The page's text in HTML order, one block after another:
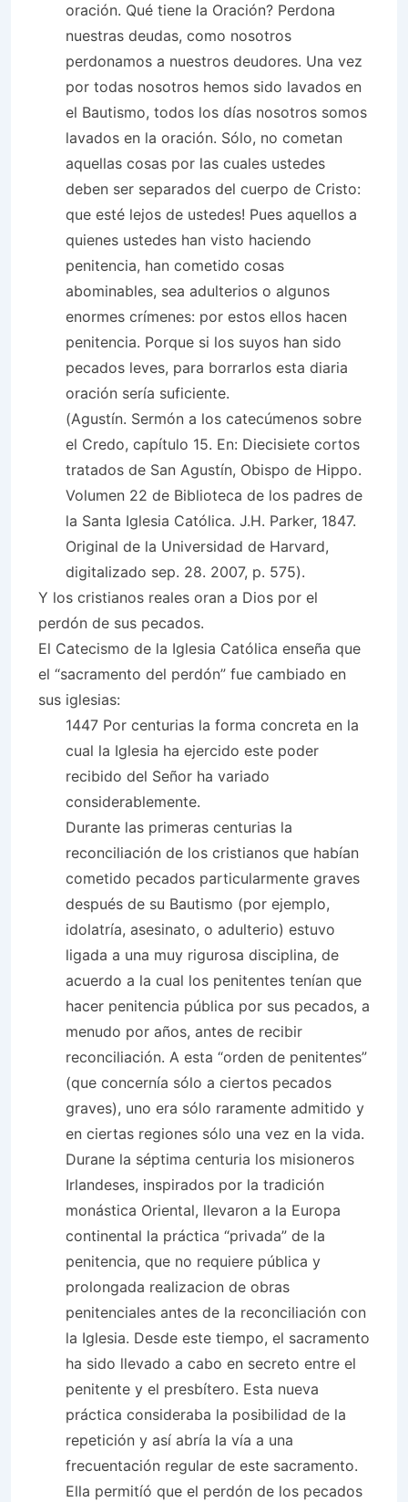
oración. Qué tiene la Oración? Perdona
nuestras deudas, como nosotros
perdonamos a nuestros deudores. Una vez
por todas nosotros hemos sido lavados en
el Bautismo, todos los días nosotros somos
lavados en la oración. Sólo, no cometan
aquellas cosas por las cuales ustedes
deben ser separados del cuerpo de Cristo:
que esté lejos de ustedes! Pues aquellos a
quienes ustedes han visto haciendo
penitencia, han cometido cosas
abominables, sea adulterios o algunos
enormes crímenes: por estos ellos hacen
penitencia. Porque si los suyos han sido
pecados leves, para borrarlos esta diaria
oración sería suficiente.
(Agustín. Sermón a los catecúmenos sobre
el Credo, capítulo 15. En: Diecisiete cortos
tratados de San Agustín, Obispo de Hippo.
Volumen 22 de Biblioteca de los padres de
la Santa Iglesia Católica. J.H. Parker, 1847.
Original de la Universidad de Harvard,
digitalizado sep. 28. 2007, p. 575).
Y los cristianos reales oran a Dios por el
perdón de sus pecados.
El Catecismo de la Iglesia Católica enseña que
el “sacramento del perdón” fue cambiado en
sus iglesias:
1447 Por centurias la forma concreta en la
cual la Iglesia ha ejercido este poder
recibido del Señor ha variado
considerablemente.
Durante las primeras centurias la
reconciliación de los cristianos que habían
cometido pecados particularmente graves
después de su Bautismo (por ejemplo,
idolatría, asesinato, o adulterio) estuvo
ligada a una muy rigurosa disciplina, de
acuerdo a la cual los penitentes tenían que
hacer penitencia pública por sus pecados, a
menudo por años, antes de recibir
reconciliación. A esta “orden de penitentes”
(que concernía sólo a ciertos pecados
graves), uno era sólo raramente admitido y
en ciertas regiones sólo una vez en la vida.
Durane la séptima centuria los misioneros
Irlandeses, inspirados por la tradición
monástica Oriental, llevaron a la Europa
continental la práctica “privada” de la
penitencia, que no requiere pública y
prolongada realizacion de obras
penitenciales antes de la reconciliación con
la Iglesia. Desde este tiempo, el sacramento
ha sido llevado a cabo en secreto entre el
penitente y el presbítero. Esta nueva
práctica consideraba la posibilidad de la
repetición y así abría la vía a una
frecuentación regular de este sacramento.
Ella permitíó que el perdón de los pecados